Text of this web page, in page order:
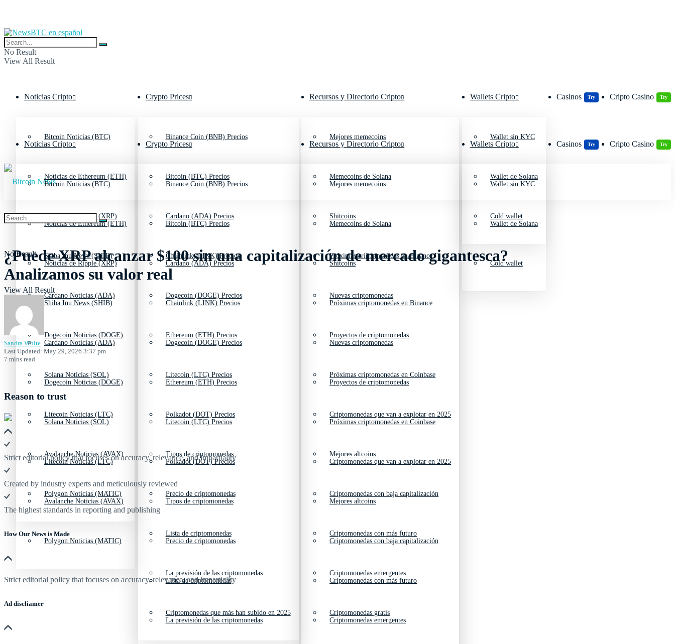
No Result
View All Result
Noticias Cripto
Bitcoin Noticias (BTC)
Noticias de Ethereum (ETH)
Noticias de Ripple (XRP)
Shiba Inu News (SHIB)
Cardano Noticias (ADA)
Dogecoin Noticias (DOGE)
Solana Noticias (SOL)
Litecoin Noticias (LTC)
Avalanche Noticias (AVAX)
Polygon Noticias (MATIC)
Crypto Prices
Binance Coin (BNB) Precios
Bitcoin (BTC) Precios
Cardano (ADA) Precios
Chainlink (LINK) Precios
Dogecoin (DOGE) Precios
Ethereum (ETH) Precios
Litecoin (LTC) Precios
Polkadot (DOT) Precios
Tipos de criptomonedas
Precio de criptomonedas
Lista de criptomonedas
La previsión de las criptomonedas
Criptomonedas que más han subido en 2025
Recursos y Directorio Cripto
Mejores memecoins
Memecoins de Solana
Shitcoins
Próximas criptomonedas en Binance
Nuevas criptomonedas
Proyectos de criptomonedas
Próximas criptomonedas en Coinbase
Criptomonedas que van a explotar en 2025
Mejores altcoins
Criptomonedas con baja capitalización
Criptomonedas con más futuro
Criptomonedas emergentes
Criptomonedas gratis
Wallets Cripto
Wallet sin KYC
Wallet de Solana
Cold wallet
Casinos Try Cripto Casino Try
Noticias Cripto
Bitcoin Noticias (BTC)
Noticias de Ethereum (ETH)
Noticias de Ripple (XRP)
Shiba Inu News (SHIB)
Cardano Noticias (ADA)
Dogecoin Noticias (DOGE)
Solana Noticias (SOL)
Litecoin Noticias (LTC)
Avalanche Noticias (AVAX)
Polygon Noticias (MATIC)
Crypto Prices
Binance Coin (BNB) Precios
Bitcoin (BTC) Precios
Cardano (ADA) Precios
Chainlink (LINK) Precios
Dogecoin (DOGE) Precios
Ethereum (ETH) Precios
Litecoin (LTC) Precios
Polkadot (DOT) Precios
Tipos de criptomonedas
Precio de criptomonedas
Lista de criptomonedas
La previsión de las criptomonedas
Recursos y Directorio Cripto
Mejores memecoins
Memecoins de Solana
Shitcoins
Próximas criptomonedas en Binance
Nuevas criptomonedas
Proyectos de criptomonedas
Próximas criptomonedas en Coinbase
Criptomonedas que van a explotar en 2025
Mejores altcoins
Criptomonedas con baja capitalización
Criptomonedas con más futuro
Criptomonedas emergentes
Wallets Cripto
Wallet sin KYC
Wallet de Solana
Cold wallet
Casinos Try Cripto Casino Try
No Result
View All Result
¿Puede XRP alcanzar $100 sin una capitalización de mercado gigantesca?
Analizamos su valor real
Sandra White
Last Updated: May 29, 2026 3:37 pm
7 mins read
Reason to trust
Strict editorial policy that focuses on accuracy, relevance, and impartiality
Created by industry experts and meticulously reviewed
The highest standards in reporting and publishing
How Our News is Made
Strict editorial policy that focuses on accuracy, relevance, and impartiality
Ad discliamer